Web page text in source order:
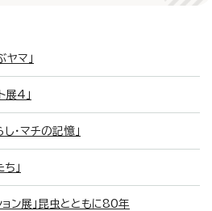
マ」
展4」
・マチの記憶」
」
ン展」昆虫とともに80年